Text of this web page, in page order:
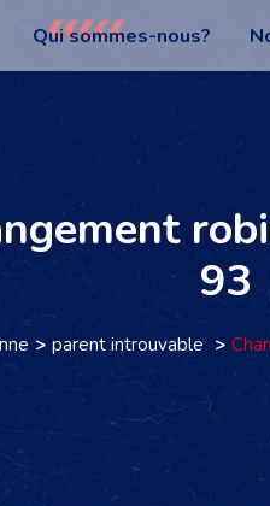
Qui sommes-nous?
93
parent introuvable